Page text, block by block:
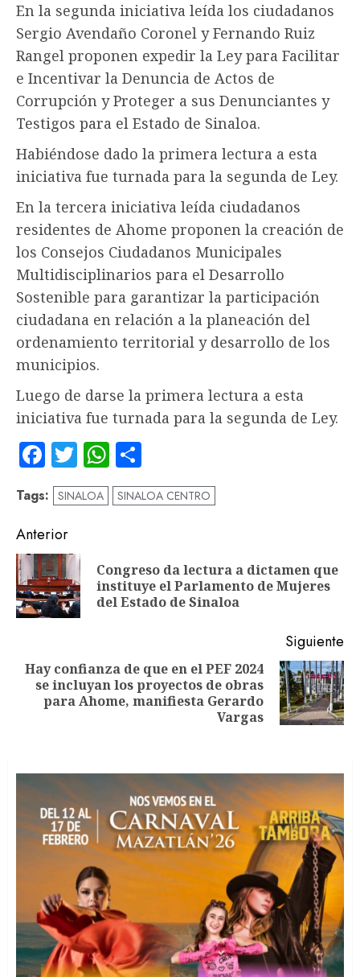
En la segunda iniciativa leída los ciudadanos
Sergio Avendaño Coronel y Fernando Ruiz
Rangel proponen expedir la Ley para Facilitar
e Incentivar la Denuncia de Actos de
Corrupción y Proteger a sus Denunciantes y
Testigos para el Estado de Sinaloa.
Habiéndose dado la primera lectura a esta
iniciativa fue turnada para la segunda de Ley.
En la tercera iniciativa leída ciudadanos
residentes de Ahome proponen la creación de
los Consejos Ciudadanos Municipales
Multidisciplinarios para el Desarrollo
Sostenible para garantizar la participación
ciudadana en relación a la planeación del
ordenamiento territorial y desarrollo de los
municipios.
Luego de darse la primera lectura a esta
iniciativa fue turnada para la segunda de Ley.
Facebook
TwitterWhatsApp
Tags: SINALOA SINALOA CENTRO
Navegación
de
entradas
Anterior
Congreso da lectura a dictamen que
instituye el Parlamento de Mujeres
del Estado de Sinaloa
Siguiente
Siguiente
entrada:
Hay confianza de que en el PEF 2024
se incluyan los proyectos de obras
para Ahome, manifiesta Gerardo
Vargas